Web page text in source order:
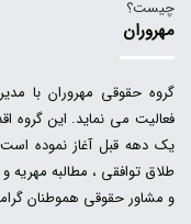
مهروران
گروه حقوقی مهروران با
فعالیت می نماید. این گروه
یک دهه قبل آغاز نموده
طلاق توافقی ، مطالبه
و مشاور حقوقی هموطنان